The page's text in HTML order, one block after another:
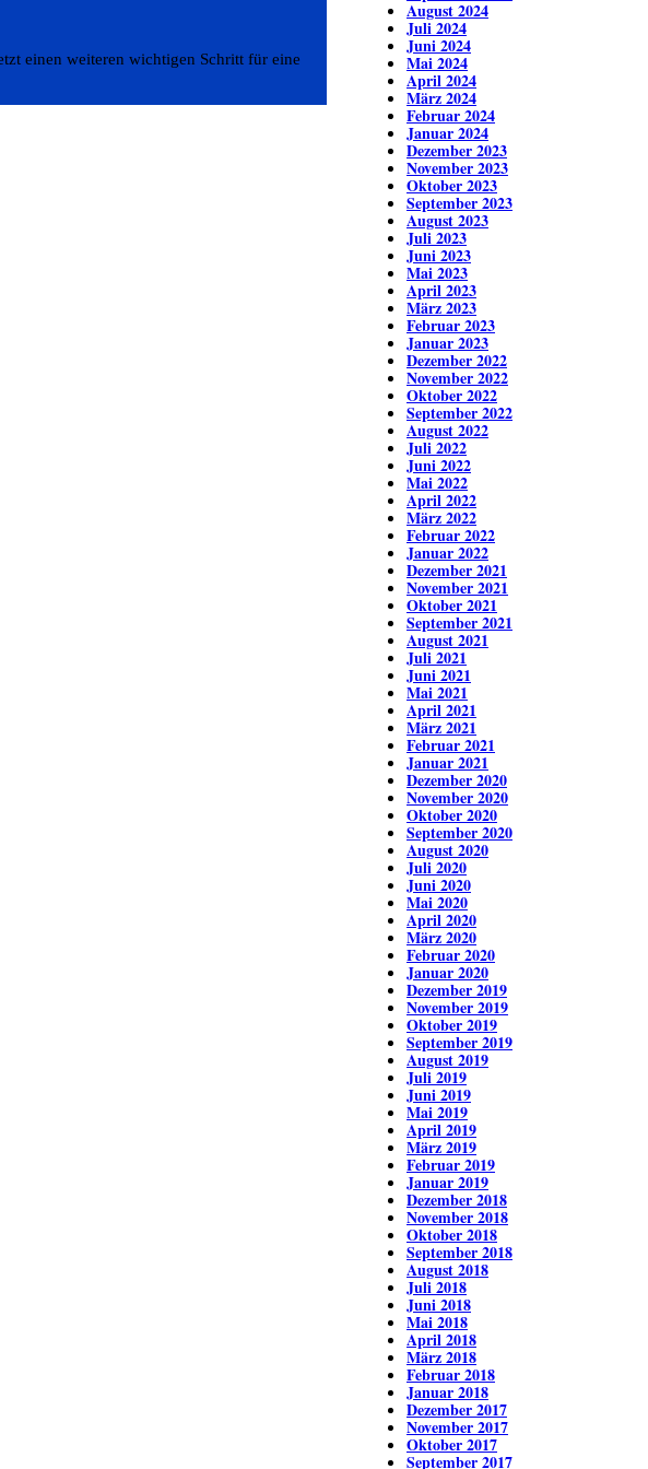
einen weiteren wichtigen Schritt für eine
August 2024
Juli 2024
Juni 2024
Mai 2024
April 2024
März 2024
Februar 2024
Januar 2024
Dezember 2023
November 2023
Oktober 2023
September 2023
August 2023
Juli 2023
Juni 2023
Mai 2023
April 2023
März 2023
Februar 2023
Januar 2023
Dezember 2022
November 2022
Oktober 2022
September 2022
August 2022
Juli 2022
Juni 2022
Mai 2022
April 2022
März 2022
Februar 2022
Januar 2022
Dezember 2021
November 2021
Oktober 2021
September 2021
August 2021
Juli 2021
Juni 2021
Mai 2021
April 2021
März 2021
Februar 2021
Januar 2021
Dezember 2020
November 2020
Oktober 2020
September 2020
August 2020
Juli 2020
Juni 2020
Mai 2020
April 2020
März 2020
Februar 2020
Januar 2020
Dezember 2019
November 2019
Oktober 2019
September 2019
August 2019
Juli 2019
Juni 2019
Mai 2019
April 2019
März 2019
Februar 2019
Januar 2019
Dezember 2018
November 2018
Oktober 2018
September 2018
August 2018
Juli 2018
Juni 2018
Mai 2018
April 2018
März 2018
Februar 2018
Januar 2018
Dezember 2017
November 2017
Oktober 2017
September 2017